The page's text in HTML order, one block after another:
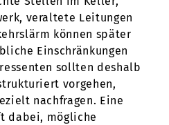
veraltete Leitungen
können später
Einschränkungen
sollten deshalb
vorgehen,
nachfragen. Eine
dabei, mögliche